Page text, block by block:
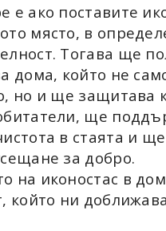
е ако поставите
място, в
Тогава ще
дома, който не
но и ще защитава
ще
в стаята и
за добро.
на иконостас в
който ни